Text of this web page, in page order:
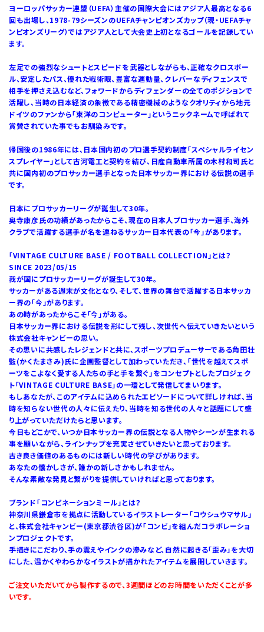
ヨーロッパサッカー連盟（UEFA）主催の国際大会にはアジア人最高となる6
回も出場し、1978-79シーズンのUEFAチャンピオンズカップ（現・UEFAチャ
ンピオンズリーグ）ではアジア人として大会史上初となるゴールを記録してい
ます。
左足での強烈なシュートとスピードを武器としながらも、正確なクロスボー
ル、安定したパス、優れた戦術眼、豊富な運動量、クレバーなディフェンスで
相手を押さえ込むなど、フォワードからディフェンダーの全てのポジションで
活躍し、当時の日本経済の象徴である精密機械のようなクオリティから地元
ドイツのファンから「東洋のコンピューター」というニックネームで呼ばれて
賞賛されていた事でもお馴染みです。
帰国後の1986年には、日本国内初のプロ選手契約制度「スペシャルライセン
スプレイヤー」として古河電工と契約を結び、日産自動車所属の木村和司氏と
共に国内初のプロサッカー選手となった日本サッカー界における伝説の選手
です。
日本にプロサッカーリーグが誕生して30年。
奥寺康彦氏の功績があったからこそ、現在の日本人プロサッカー選手、海外
クラブで活躍する選手が名を連ねるサッカー日本代表の「今」があります。
「VINTAGE CULTURE BASE / FOOTBALL COLLECTION」とは？
SINCE 2023/05/15
我が国にプロサッカーリーグが誕生して30年。
サッカーがある週末が文化となり、そして、世界の舞台で活躍する日本サッカ
ー界の「今」があります。
あの時があったからこそ「今」がある。
日本サッカー界における伝説を形にして残し、次世代へ伝えていきたいという
株式会社キャンビーの思い。
その思いに共感したレジェンドと共に、スポーツプロデューサーである角田壮
監(かくたまさみ)氏に企画監督として加わっていただき、「世代を越えてスポ
ーツをこよなく愛する人たちの手と手を繋ぐ」をコンセプトとしたプロジェク
ト「VINTAGE CULTURE BASE」の一環として発信してまいります。
もしあなたが、このアイテムに込められたエピソードについて詳しければ、当
時を知らない世代の人々に伝えたり、当時を知る世代の人々と話題にして盛
り上がっていただけたらと思います。
今日もどこかで、いつか日本サッカー界の伝説となる人物やシーンが生まれる
事を願いながら、ラインナップを充実させていきたいと思っております。
古き良き価値のあるものには新しい時代の学びがあります。
あなたの懐かしさが、誰かの新しさかもしれません。
そんな素敵な発見と繋がりを提供していければと思っております。
ブランド「コンビネーションミール」とは？
神奈川県鎌倉市を拠点に活動しているイラストレーター「コウシュウマサル」
と、株式会社キャンビー(東京都渋谷区)が「コンビ」を組んだコラボレーショ
ンプロジェクトです。
手描きにこだわり、手の震えやインクの滲みなど、自然に起きる「歪み」を大切
にした、温かくやわらかなイラストが描かれたアイテムを展開していきます。
ご注文いただいてから製作するので、3週間ほどのお時間をいただくことが多
いです。